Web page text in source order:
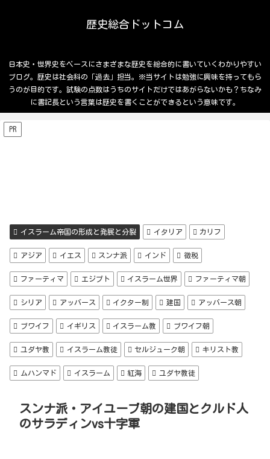
歴史総合ドットコム
日本史・世界史をベースにさまざまな歴史を総合的に書いていくわかりやすい
ブログ。歴史は社会科の「過去」担当。※当サイトは勉強に興味を持ってもら
うのが目的です。試験の点数はうちのサイトだけではあがらないかも？ちなみ
に書記長という言葉は歴史を書くことができるという意味です。
PR
イスラーム帝国の形成と発展と分裂 イタリア カリフ
アジア イエス スンナ派 インド 徴税
ファーティマ エジプト イスラーム世界 ファーティマ朝
シリア アッバース イクター制 建国 アッバース朝
ブワイフ イギリス イスラーム教 ブワイフ朝
ユダヤ教 イスラーム教徒 セルジューク朝 キリスト教
ムハンマド イスラーム 紅海 ユダヤ教徒
スンナ派・アイユーブ朝の建国とクルド人
のサラディンvs十字軍